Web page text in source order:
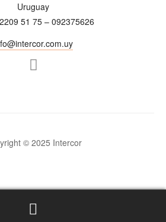
Uruguay
51 75 – 092375626
© 2025 Intercor